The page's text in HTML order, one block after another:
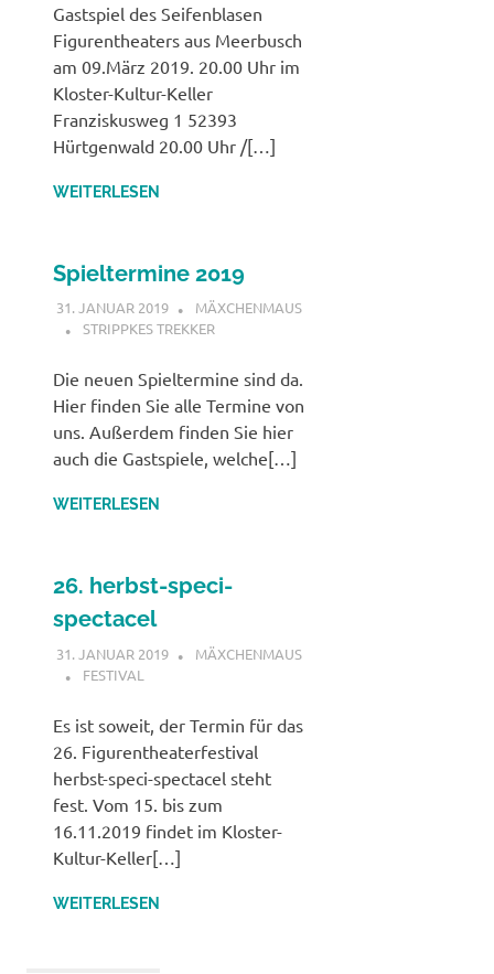
Gastspiel des Seifenblasen
Figurentheaters aus Meerbusch
am 09.März 2019. 20.00 Uhr im
Kloster-Kultur-Keller
Franziskusweg 1 52393
Hürtgenwald 20.00 Uhr /[…]
WEITERLESEN
Spieltermine 2019
31. JANUAR 2019
MÄXCHENMAUS
STRIPPKES TREKKER
Die neuen Spieltermine sind da.
Hier finden Sie alle Termine von
uns. Außerdem finden Sie hier
auch die Gastspiele, welche[…]
WEITERLESEN
26. herbst-speci-
spectacel
31. JANUAR 2019
MÄXCHENMAUS
FESTIVAL
Es ist soweit, der Termin für das
26. Figurentheaterfestival
herbst-speci-spectacel steht
fest. Vom 15. bis zum
16.11.2019 findet im Kloster-
Kultur-Keller[…]
WEITERLESEN